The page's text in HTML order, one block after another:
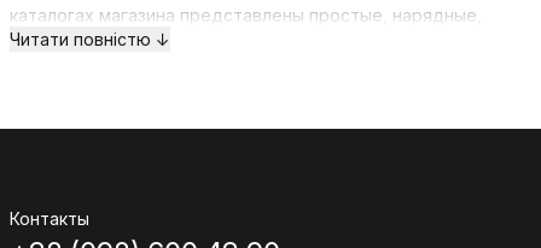
каталогах магазина представлены простые, нарядные,
теплые или тоненькие модные модели.
Читати повністю ↓
Контакты